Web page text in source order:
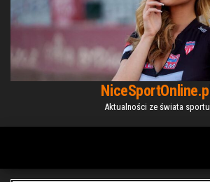
NiceSportOnline.pl
Aktualności ze świata sportu